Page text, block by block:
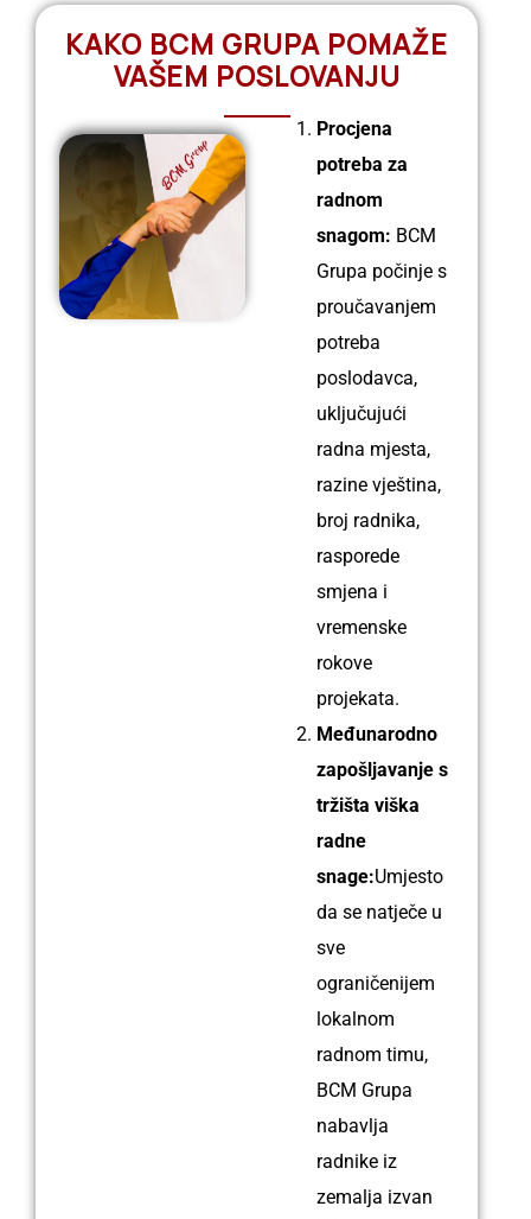
KAKO BCM GRUPA POMAŽE
VAŠEM POSLOVANJU
Procjena
potreba za
radnom
snagom: BCM
Grupa počinje s
proučavanjem
potreba
poslodavca,
uključuj͏u͏ći
radna͏ mjesta,
razine vješt͏ina,
broj radnika,
rasporede
smjena i
͏vremenske
rokove
proj͏ekata.
Međunarodno
zapošljavanje s
tržišta viška
radne
snage:Umjesto
da se natječe u
sve
ograničenijem
lokalnom
radnom timu,
BCM Grupa
nabavlja
radnike iz
zemalja izvan